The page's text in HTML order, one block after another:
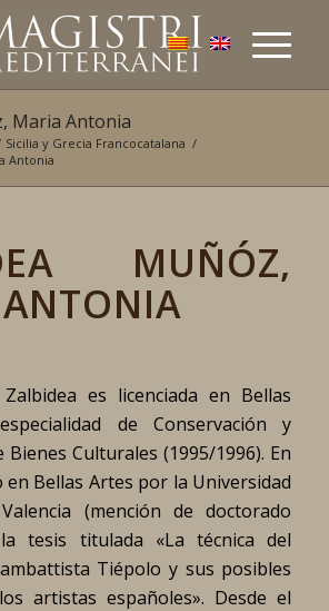
Maria Antonia
Sicilia y Grecia Francocatalana /
Antonia
MUÑÓZ,
es licenciada en Bellas
de Conservación y
Bienes Culturales (1995/1996). En
en Bellas Artes por la Universidad
(mención de doctorado
tesis titulada «La técnica del
Tiépolo y sus posibles
artistas españoles». Desde el